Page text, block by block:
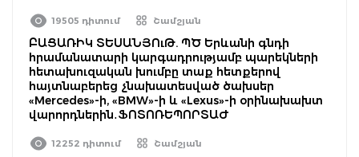
19505 դիտում Շամշյան
ԲԱՑԱՌԻԿ ՏԵՍԱՆՅՈւԹ. ՊԾ Երևանի գնդի
հրամանատարի կարգադրությամբ պարեկների
հետախուզական խումբը տաք հետքերով
հայտնաբերեց չնախատեսված ծախսեր
«Mercedes»-ի, «BMW»-ի և «Lexus»-ի օրինախախտ
վարորդներին․ՖՈՏՈՌԵՊՈՐՏԱԺ
12252 դիտում Շամշյան